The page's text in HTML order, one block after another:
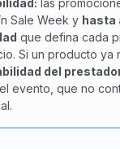
las
Sale Week y hasta
que defina cada
Si un producto ya
del
evento, que no